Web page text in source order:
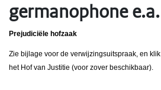
germanophone e.a.
Prejudiciële hofzaak
Zie bijlage voor de verwijzingsuitspraak, en klik
het Hof van Justitie (voor zover beschikbaar).